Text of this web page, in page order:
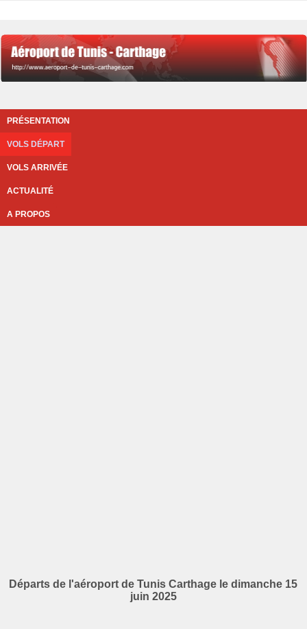
PRÉSENTATION
VOLS DÉPART
VOLS ARRIVÉE
ACTUALITÉ
A PROPOS
Départs de l'aéroport de Tunis Carthage le dimanche 15
juin 2025